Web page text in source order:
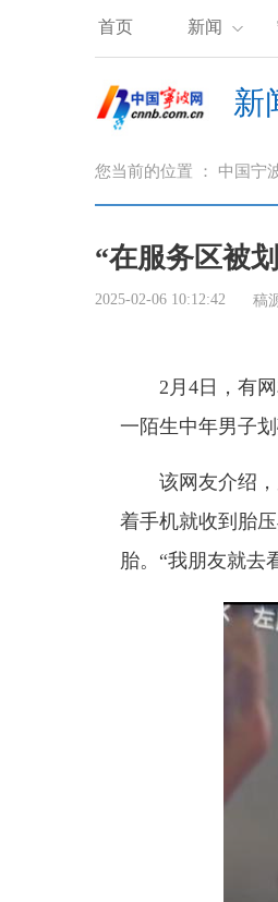
首页 新闻
新
您当前的位置 ： 中国宁
“在服务区被
2025-02-06 10:12:42 稿
2月4日，有
一陌生中年男子划
该网友介绍
着手机就收到胎压
胎。“我朋友就去